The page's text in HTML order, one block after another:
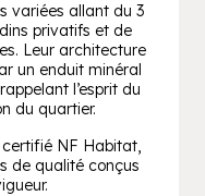
variées allant du 3
privatifs et de
Leur architecture
un enduit minéral
l’esprit du
du quartier.
NF Habitat,
de qualité conçus